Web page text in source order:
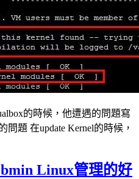
的時候，他遭遇的問題寫
問題 在update Kernel的時候，
Linux管理的好